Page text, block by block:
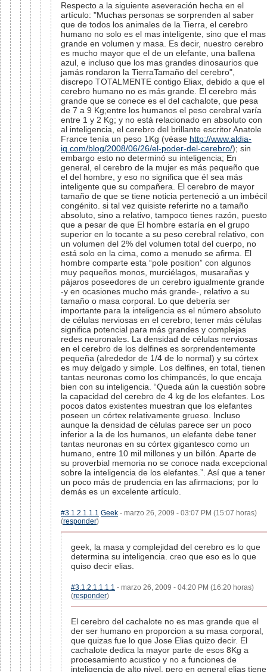
Respecto a la siguiente aseveración hecha en el
artículo: "Muchas personas se sorprenden al saber
que de todos los animales de la Tierra, el cerebro
humano no solo es el mas inteligente, sino que el mas
grande en volumen y masa. Es decir, nuestro cerebro
es mucho mayor que el de un elefante, una ballena
azul, e incluso que los mas grandes dinosaurios que
jamás rondaron la TierraTamaño del cerebro",
discrepo TOTALMENTE contigo Eliax, debido a que el
cerebro humano no es más grande. El cerebro más
grande que se conece es el del cachalote, que pesa
de 7 a 9 Kg;entre los humanos el peso cerebral varía
entre 1 y 2 Kg; y no está relacionado en absoluto con
al inteligencia, el cerebro del brillante escritor Anatole
France tenía un peso 1Kg (véase http://www.aldia-
iq.com/blog/2008/06/26/el-poder-del-cerebro/); sin
embargo esto no determinó su inteligencia; En
general, el cerebro de la mujer es más pequeño que
el del hombre, y eso no significa que él sea más
inteligente que su compañera. El cerebro de mayor
tamaño de que se tiene noticia perteneció a un imbécil
congénito. si tal vez quisiste referirte no a tamaño
absoluto, sino a relativo, tampoco tienes razón, puesto
que a pesar de que El hombre estaría en el grupo
superior en lo tocante a su peso cerebral relativo, con
un volumen del 2% del volumen total del cuerpo, no
está solo en la cima, como a menudo se afirma. El
hombre comparte esta “pole position” con algunos
muy pequeños monos, murciélagos, musarañas y
pájaros poseedores de un cerebro igualmente grande
-y en ocasiones mucho más grande-, relativo a su
tamaño o masa corporal. Lo que debería ser
importante para la inteligencia es el número absoluto
de células nerviosas en el cerebro; tener más células
significa potencial para más grandes y complejas
redes neuronales. La densidad de células nerviosas
en el cerebro de los delfines es sorprendentemente
pequeña (alrededor de 1/4 de lo normal) y su córtex
es muy delgado y simple. Los delfines, en total, tienen
tantas neuronas como los chimpancés, lo que encaja
bien con su inteligencia. “Queda aún la cuestión sobre
la capacidad del cerebro de 4 kg de los elefantes. Los
pocos datos existentes muestran que los elefantes
poseen un córtex relativamente grueso. Incluso
aunque la densidad de células parece ser un poco
inferior a la de los humanos, un elefante debe tener
tantas neuronas en su córtex gigantesco como un
humano, entre 10 mil millones y un billón. Aparte de
su proverbial memoria no se conoce nada excepcional
sobre la inteligencia de los elefantes.”. Así que a tener
un poco más de prudencia en las afirmacions; por lo
demás es un excelente artículo.
#3.1.2.1.1.1 Geek - marzo 26, 2009 - 03:07 PM (15:07 horas)
(responder)
geek, la masa y complejidad del cerebro es lo que
determina su inteligencia. creo que eso es lo que
quiso decir elias.
#3.1.2.1.1.1.1 - marzo 26, 2009 - 04:20 PM (16:20 horas)
(responder)
El cerebro del cachalote no es mas grande que el
der ser humano en proporcion a su masa corporal,
que quizas fue lo que Jose Elias quizo decir. El
cachalote dedica la mayor parte de esos 8Kg a
procesamiento acustico y no a funciones de
inteligencia de alto nivel, pero en general elias tiene